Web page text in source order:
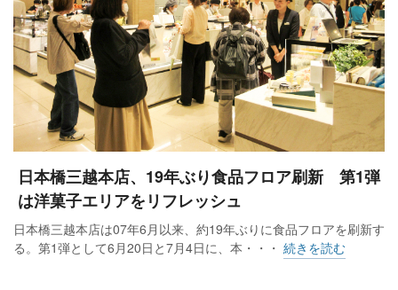
日本橋三越本店、19年ぶり食品フロア刷新 第1弾
は洋菓子エリアをリフレッシュ
日本橋三越本店は07年6月以来、約19年ぶりに食品フロアを刷新す
る。第1弾として6月20日と7月4日に、本・・・ 続きを読む